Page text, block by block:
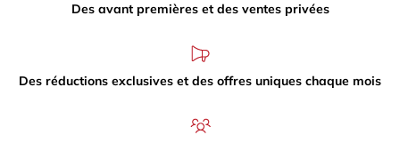
Des avant premières et des ventes privées
Des réductions exclusives et des offres uniques chaque mois